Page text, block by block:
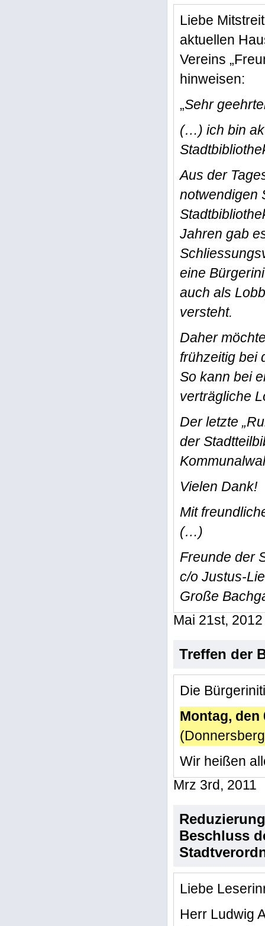
Liebe
aktuellen
Vereins
hinweisen:
„Sehr
(…) ich bin
Aus der
notwendigen
Jahren gab
eine
auch als
versteht.
Daher
frühzeitig bei
So kann bei
verträgliche
Der letzte
der
Vielen Dank!
Mit
(…)
Freunde der
c/o Justus-
Große
Mai 21st, 2012
Treffen der
Die
Montag, den
Wir heißen
Mrz 3rd, 2011
Beschluss
Liebe
Herr Ludwig